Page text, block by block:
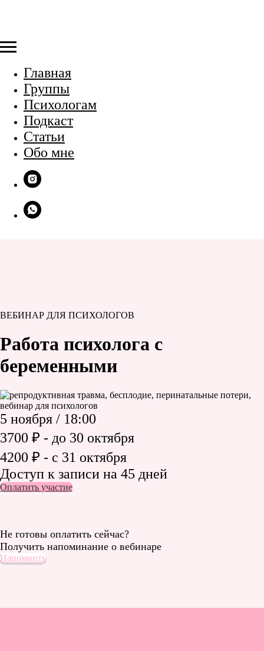
Главная
Группы
Психологам
Подкаст
Статьи
Обо мне
ВЕБИНАР ДЛЯ ПСИХОЛОГОВ
Работа психолога с
беременными
5 ноября / 18:00
3700 ₽ - до 30 октября
4200 ₽ - с 31 октября
Доступ к записи на 45 дней
Оплатить участие
Не готовы оплатить сейчас?
Получить напоминание о вебинаре
Напомнить